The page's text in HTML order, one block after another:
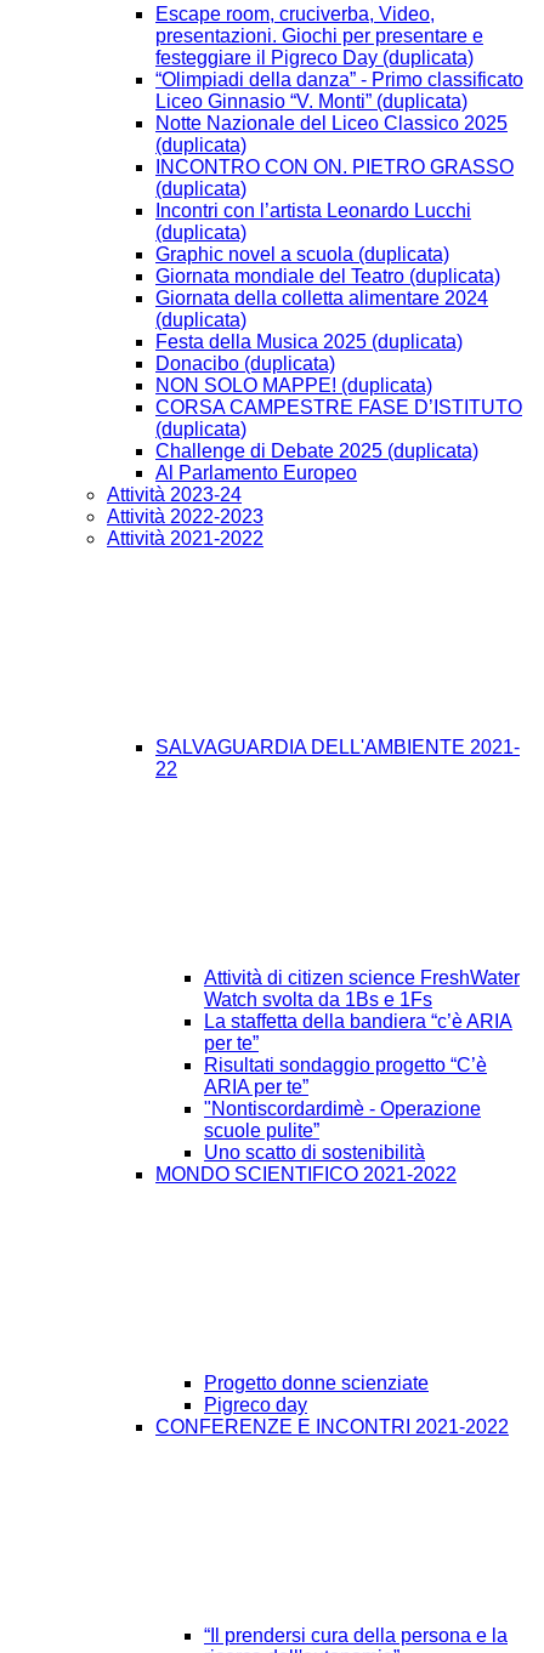
Escape room, cruciverba, Video,
presentazioni. Giochi per presentare e
festeggiare il Pigreco Day (duplicata)
“Olimpiadi della danza” - Primo classificato
Liceo Ginnasio “V. Monti” (duplicata)
Notte Nazionale del Liceo Classico 2025
(duplicata)
INCONTRO CON ON. PIETRO GRASSO
(duplicata)
Incontri con l’artista Leonardo Lucchi
(duplicata)
Graphic novel a scuola (duplicata)
Giornata mondiale del Teatro (duplicata)
Giornata della colletta alimentare 2024
(duplicata)
Festa della Musica 2025 (duplicata)
Donacibo (duplicata)
NON SOLO MAPPE! (duplicata)
CORSA CAMPESTRE FASE D’ISTITUTO
(duplicata)
Challenge di Debate 2025 (duplicata)
Al Parlamento Europeo
Attività 2023-24
Attività 2022-2023
Attività 2021-2022
SALVAGUARDIA DELL'AMBIENTE 2021-
22
Attività di citizen science FreshWater
Watch svolta da 1Bs e 1Fs
La staffetta della bandiera “c’è ARIA
per te”
Risultati sondaggio progetto “C’è
ARIA per te”
"Nontiscordardimè - Operazione
scuole pulite”
Uno scatto di sostenibilità
MONDO SCIENTIFICO 2021-2022
Progetto donne scienziate
Pigreco day
CONFERENZE E INCONTRI 2021-2022
“Il prendersi cura della persona e la